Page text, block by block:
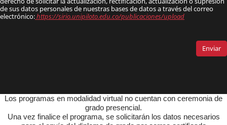
Los programas en modalidad virtual no cuentan con ceremonia de
grado presencial.
Una vez finalice el programa, se solicitarán los datos necesarios